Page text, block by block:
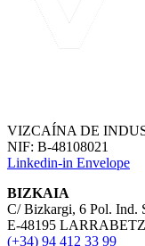
VIZCAÍNA DE
NIF: B-48108021
Linkedin-in Envelope
BIZKAIA
C/ Bizkargi, 6 Pol. Ind.
E-48195
(+34) 94 412 33 99